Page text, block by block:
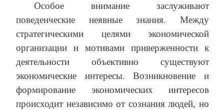
Особое внимание заслуживают
поведенческие неявные знания. Между
стратегическими целями экономической
организации и мотивами приверженности к
деятельности объективно существуют
экономические интересы. Возникновение и
формирование экономических интересов
происходит независимо от сознания людей, но